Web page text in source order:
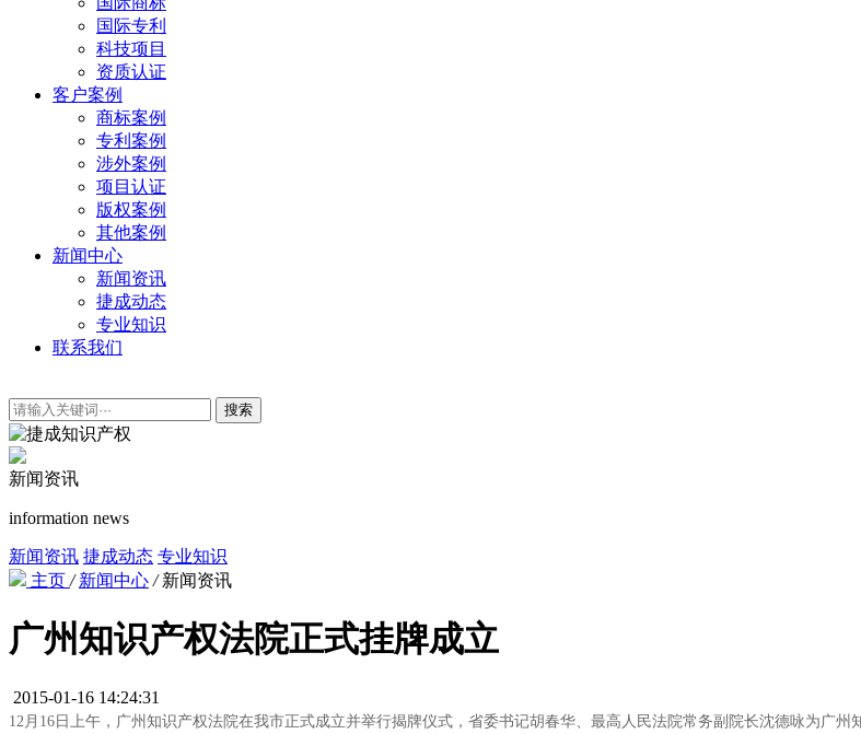
国际专利
科技项目
资质认证
客户案例
商标案例
专利案例
涉外案例
项目认证
版权案例
其他案例
新闻中心
新闻资讯
捷成动态
专业知识
联系我们
搜索
新闻资讯
information news
新闻资讯 捷成动态 专业知识
主页 / 新闻中心 / 新闻资讯
广州知识产权法院正式挂牌成立
2015-01-16 14:24:31
12月16日上午，广州知识产权法院在我市正式成立并举行揭牌仪式，省委书记胡春华、最高人民法院常务副院长沈德咏为广州